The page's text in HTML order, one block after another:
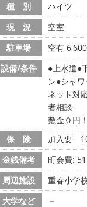
種 別
ハイツ
現 況
空室
駐車場
空有
設備/条件
上水道
ン シャワ
ネット対
者相談
敷金０円
保 険
加入要
金銭備考
町会費:
周辺施設
重春小学
大学など
－